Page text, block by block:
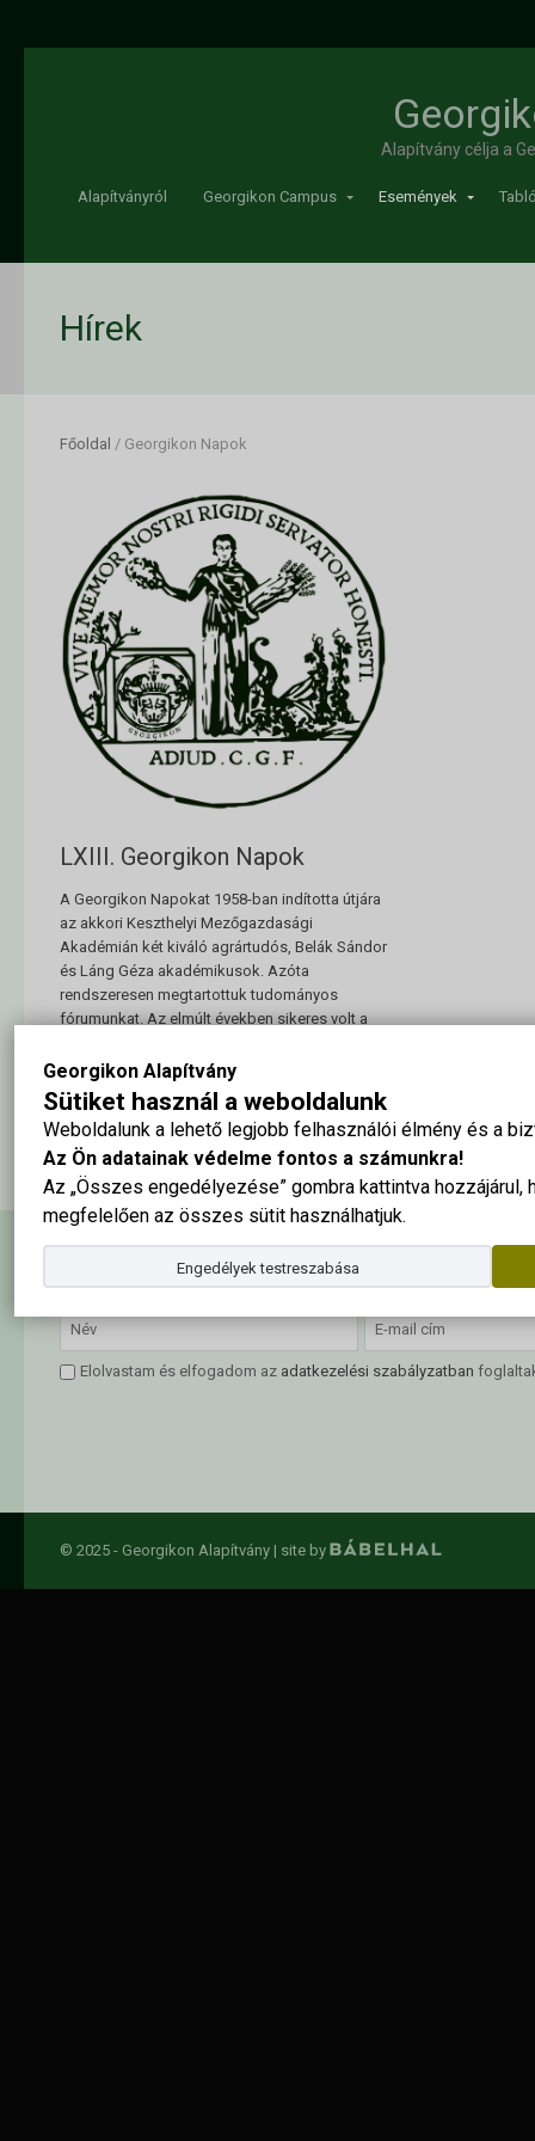
Georgikon Alapítvány
Sütiket használ a weboldalunk
Weboldalunk a lehető legjobb felhasználói élmény és a
Az Ön adatainak védelme fontos a számunkra!
Az „Összes engedélyezése” gombra kattintva hozzájárul,
megfelelően az összes sütit használhatjuk.
Engedélyek testreszabása
Alapítvány célja a
Alapítványról Georgikon Campus Események
Hírek
Főoldal / Georgikon Napok
LXIII. Georgikon Napok
A Georgikon Napokat 1958-ban indította útjára
az akkori Keszthelyi Mezőgazdasági
Akadémián két kiváló agrártudós, Belák Sándor
és Láng Géza akadémikusok. Azóta
rendszeresen megtartottuk tudományos
fórumunkat. Az elmúlt években sikeres volt a
130 előadó számolt be kutatásairól. A
rendezvény időpontja: 2021. október 7-8.
Rendezvény helyszíne:
Hírlevél feliratkozás
Elolvastam és elfogadom az adatkezelési szabályzatban
© 2025 - Georgikon Alapítvány | site by